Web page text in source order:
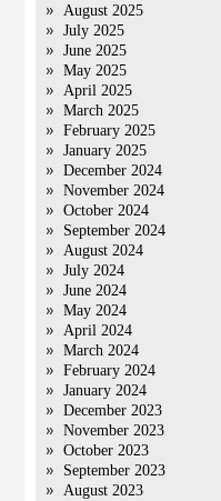
August 2025
July 2025
June 2025
May 2025
April 2025
March 2025
February 2025
January 2025
December 2024
November 2024
October 2024
September 2024
August 2024
July 2024
June 2024
May 2024
April 2024
March 2024
February 2024
January 2024
December 2023
November 2023
October 2023
September 2023
August 2023